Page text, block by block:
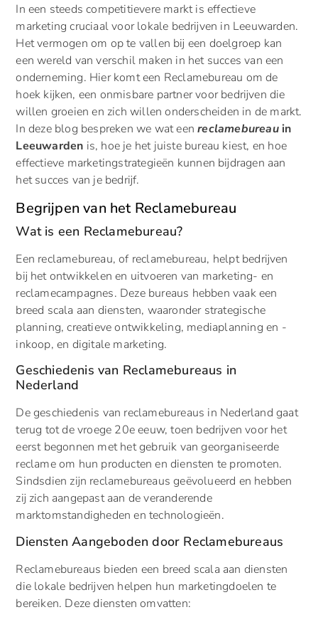
In een steeds competitievere markt is effectieve
marketing cruciaal voor lokale bedrijven in Leeuwarden.
Het vermogen om op te vallen bij een doelgroep kan
een wereld van verschil maken in het succes van een
onderneming. Hier komt een Reclamebureau om de
hoek kijken, een onmisbare partner voor bedrijven die
willen groeien en zich willen onderscheiden in de markt.
In deze blog bespreken we wat eenreclamebureauin
Leeuwarden is, hoe je het juiste bureau kiest, en hoe
effectieve marketingstrategieën kunnen bijdragen aan
het succes van je bedrijf.
Begrijpen van het Reclamebureau
Wat is een Reclamebureau?
Een reclamebureau, of reclamebureau, helpt bedrijven
bij het ontwikkelen en uitvoeren van marketing- en
reclamecampagnes. Deze bureaus hebben vaak een
breed scala aan diensten, waaronder strategische
planning, creatieve ontwikkeling, mediaplanning en -
inkoop, en digitale marketing.
Geschiedenis van Reclamebureaus in
Nederland
De geschiedenis van reclamebureaus in Nederland gaat
terug tot de vroege 20e eeuw, toen bedrijven voor het
eerst begonnen met het gebruik van georganiseerde
reclame om hun producten en diensten te promoten.
Sindsdien zijn reclamebureaus geëvolueerd en hebben
zij zich aangepast aan de veranderende
marktomstandigheden en technologieën.
Diensten Aangeboden door Reclamebureaus
Reclamebureaus bieden een breed scala aan diensten
die lokale bedrijven helpen hun marketingdoelen te
bereiken. Deze diensten omvatten: